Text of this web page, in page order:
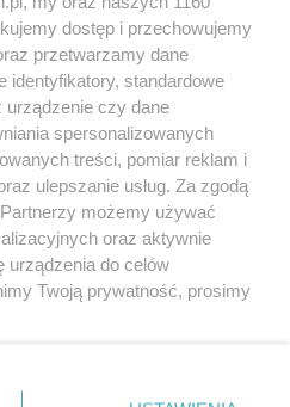
regulamin korzystania z portali
Skontakuj sięz nami
Kontakt
Wydawca
Redakcja
dostęp i przechowujemy
przetwarzamy dane
identyfikatory, standardowe
urządzenie czy dane
spersonalizowanych
treści, pomiar reklam i
ulepszanie usług. Za zgodą
możemy używać
oraz aktywnie
urządzenia do celów
Twoją prywatność, prosimy
w lewym dolnym rogu strony